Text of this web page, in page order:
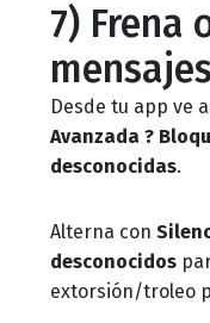
7) Frena
Desde tu app ve
Avanzada ?
desconocidas.
Alterna con
desconocidos
extorsión/troleo